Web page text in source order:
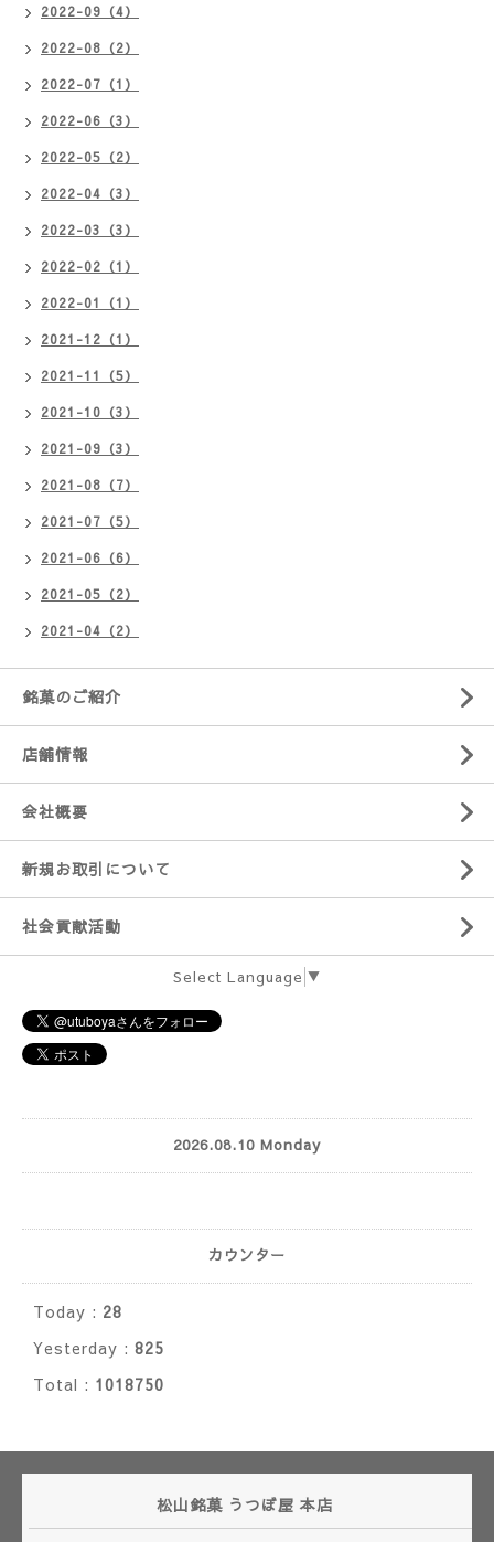
2022-09（4）
2022-08（2）
2022-07（1）
2022-06（3）
2022-05（2）
2022-04（3）
2022-03（3）
2022-02（1）
2022-01（1）
2021-12（1）
2021-11（5）
2021-10（3）
2021-09（3）
2021-08（7）
2021-07（5）
2021-06（6）
2021-05（2）
2021-04（2）
銘菓のご紹介
店舗情報
会社概要
新規お取引について
社会貢献活動
Select Language ▼
2026.08.10 Monday
カウンター
Today : 28
Yesterday : 825
Total : 1018750
松山銘菓 うつぼ屋 本店